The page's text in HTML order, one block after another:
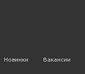
Новинки Вакансии